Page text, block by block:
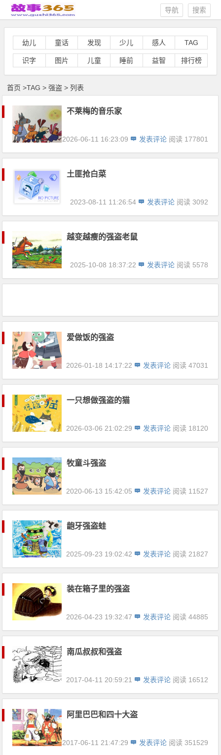
搜索
导航
幼儿 童话 发现 少儿 感人 TAG
识字 图片 儿童 睡前 益智 排行榜
首页 >TAG >强盗 > 列表
不莱梅的音乐家
2026-06-11 16:23:09 发表评论 阅读 177801
土匪抢白菜
2023-08-11 11:26:54 发表评论 阅读 3092
越变越瘦的强盗老鼠
2025-10-08 18:37:22 发表评论 阅读 5578
爱做饭的强盗
2026-01-18 14:17:22 发表评论 阅读 47031
一只想做强盗的猫
2026-03-06 21:02:29 发表评论 阅读 18120
牧童斗强盗
2020-06-13 15:42:05 发表评论 阅读 11527
龅牙强盗蛙
2025-09-23 19:02:42 发表评论 阅读 21827
装在箱子里的强盗
2026-04-23 19:32:47 发表评论 阅读 44885
南瓜叔叔和强盗
2017-04-11 20:59:21 发表评论 阅读 16512
阿里巴巴和四十大盗
2017-06-11 21:47:29 发表评论 阅读 351529